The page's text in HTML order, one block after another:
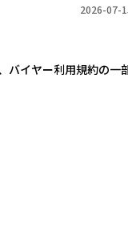
2026-07-
バイヤー利用規約の一